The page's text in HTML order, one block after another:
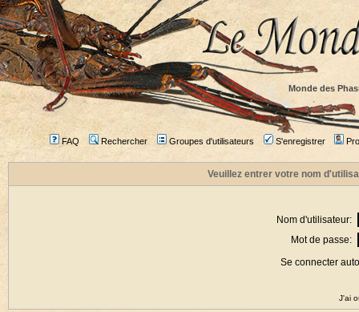
Monde des
FAQ Rechercher Groupes d'utilisateurs S'enregistrer
Veuillez entrer votre nom
Nom d'utilisateur:
Mot de passe:
Se connecter
J'ai